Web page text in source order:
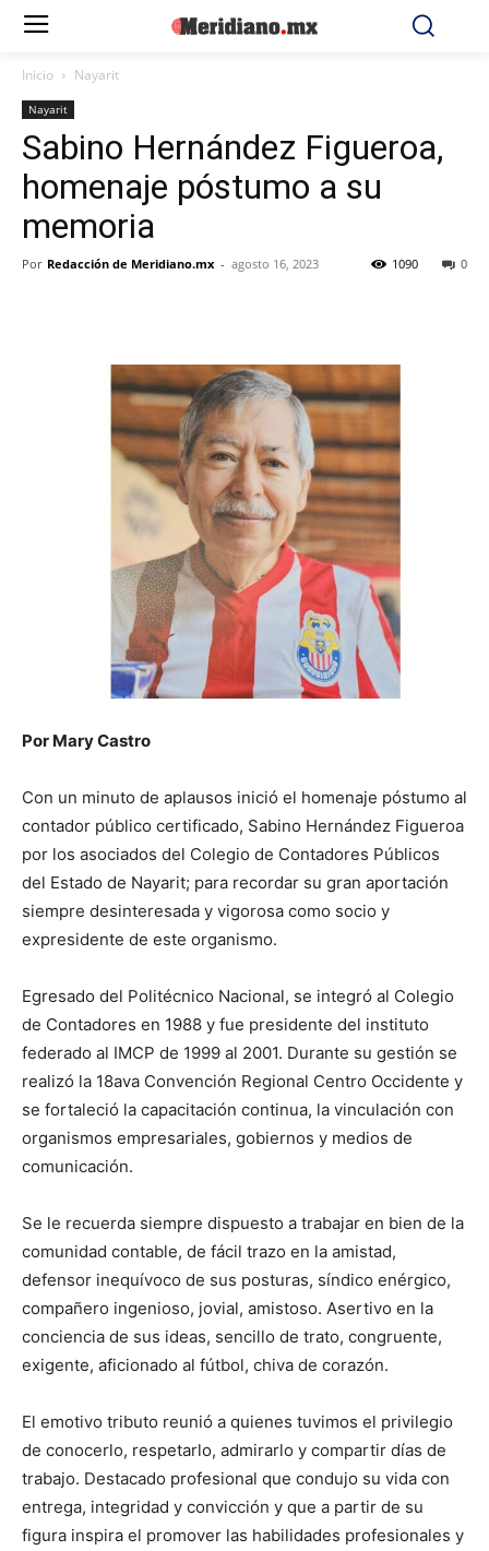
Inicio Nayarit
Nayarit
Sabino Hernández Figueroa,
homenaje póstumo a su
memoria
Por Redacción de Meridiano.mx - agosto 16, 2023 0
1090
Por Mary Castro
Con un minuto de aplausos inició el homenaje póstumo al
contador público certificado, Sabino Hernández Figueroa
por los asociados del Colegio de Contadores Públicos
del Estado de Nayarit; para recordar su gran aportación
siempre desinteresada y vigorosa como socio y
expresidente de este organismo.
Egresado del Politécnico Nacional, se integró al Colegio
de Contadores en 1988 y fue presidente del instituto
federado al IMCP de 1999 al 2001. Durante su gestión se
realizó la 18ava Convención Regional Centro Occidente y
se fortaleció la capacitación continua, la vinculación con
organismos empresariales, gobiernos y medios de
comunicación.
Se le recuerda siempre dispuesto a trabajar en bien de la
comunidad contable, de fácil trazo en la amistad,
defensor inequívoco de sus posturas, síndico enérgico,
compañero ingenioso, jovial, amistoso. Asertivo en la
conciencia de sus ideas, sencillo de trato, congruente,
exigente, aficionado al fútbol, chiva de corazón.
El emotivo tributo reunió a quienes tuvimos el privilegio
de conocerlo, respetarlo, admirarlo y compartir días de
trabajo. Destacado profesional que condujo su vida con
entrega, integridad y convicción y que a partir de su
figura inspira el promover las habilidades profesionales y